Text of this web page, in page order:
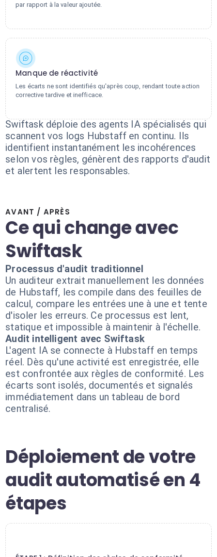
par rapport à la valeur ajoutée.
Manque de réactivité
Les écarts ne sont identifiés qu'après coup, rendant toute action
corrective tardive et inefficace.
Swiftask déploie des agents IA spécialisés qui
scannent vos logs Hubstaff en continu. Ils
identifient instantanément les incohérences
selon vos règles, génèrent des rapports d'audit
et alertent les responsables.
AVANT / APRÈS
Ce qui change avec
Swiftask
Processus d'audit traditionnel
Un auditeur extrait manuellement les données
de Hubstaff, les compile dans des feuilles de
calcul, compare les entrées une à une et tente
d'isoler les erreurs. Ce processus est lent,
statique et impossible à maintenir à l'échelle.
Audit intelligent avec Swiftask
L'agent IA se connecte à Hubstaff en temps
réel. Dès qu'une activité est enregistrée, elle
est confrontée aux règles de conformité. Les
écarts sont isolés, documentés et signalés
immédiatement dans un tableau de bord
centralisé.
Déploiement de votre
audit automatisé en 4
étapes